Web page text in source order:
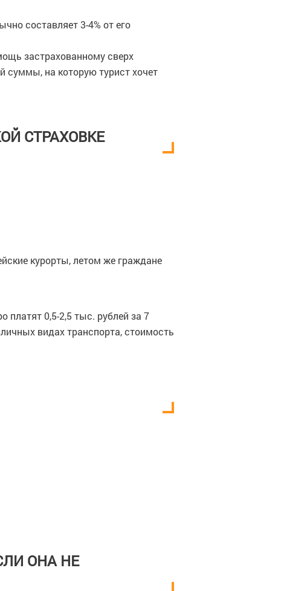
составляет 3-4% от его
застрахованному сверх
суммы, на которую турист хочет
СТРАХОВКЕ
курорты, летом же граждане
0,5-2,5 тыс. рублей за 7
видах транспорта, стоимость
ОНА НЕ